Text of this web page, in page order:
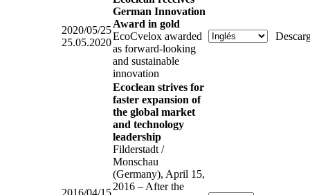
2020/05/25
25.05.2020
German Innovation
Award in gold
EcoCvelox awarded
as forward-looking
and sustainable
innovation
2016/04/15
Ecoclean strives for
faster expansion of
the global market
and technology
leadership
Filderstadt /
Monschau
(Germany), April 15,
2016 – After the